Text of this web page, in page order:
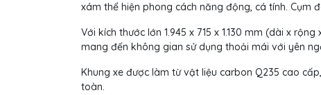
xám thể hiện phong cách năng động, cá tính. Cụm
Với kích thước lớn 1.945 x 715 x 1.130 mm (dài x
mang đến không gian sử dụng thoải mái với yên
Khung xe được làm từ vật liệu carbon Q235 cao
toàn.